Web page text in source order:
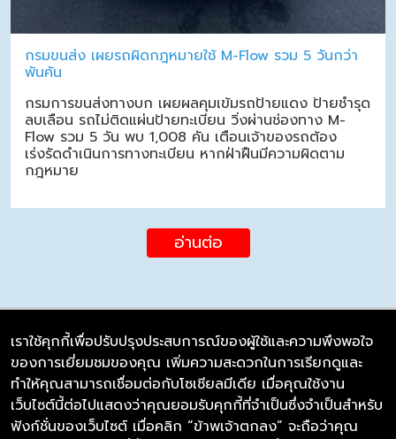
กรมขนส่ง เผยรถผิดกฎหมายใช้ M-Flow รวม 5 วันกว่า
พันคัน
กรมการขนส่งทางบก เผยผลคุมเข้มรถป้ายแดง ป้ายชำรุด
ลบเลือน รถไม่ติดแผ่นป้ายทะเบียน วิ่งผ่านช่องทาง M-
Flow รวม 5 วัน พบ 1,008 คัน เตือนเจ้าของรถต้อง
เร่งรัดดำเนินการทางทะเบียน หากฝ่าฝืนมีความผิดตาม
กฎหมาย
อ่านต่อ
บริษัท ซิมลิงค์ จำกัด
98/226 Bangrakyai-Baanmai Road,
Bangyai, Nonthaburi 11140
เราใช้คุกกี้เพื่อปรับปรุงประสบการณ์ของผู้ใช้และความพึงพอใจ
ของการเยี่ยมชมของคุณ เพิ่มความสะดวกในการเรียกดูและ
ทำให้คุณสามารถเชื่อมต่อกับโซเชียลมีเดีย เมื่อคุณใช้งาน
เว็บไซต์นี้ต่อไปแสดงว่าคุณยอมรับคุกกี้ที่จำเป็นซึ่งจำเป็นสำหรับ
ฟังก์ชั่นของเว็บไซต์ เมื่อคลิก “ข้าพเจ้าตกลง” จะถือว่าคุณ